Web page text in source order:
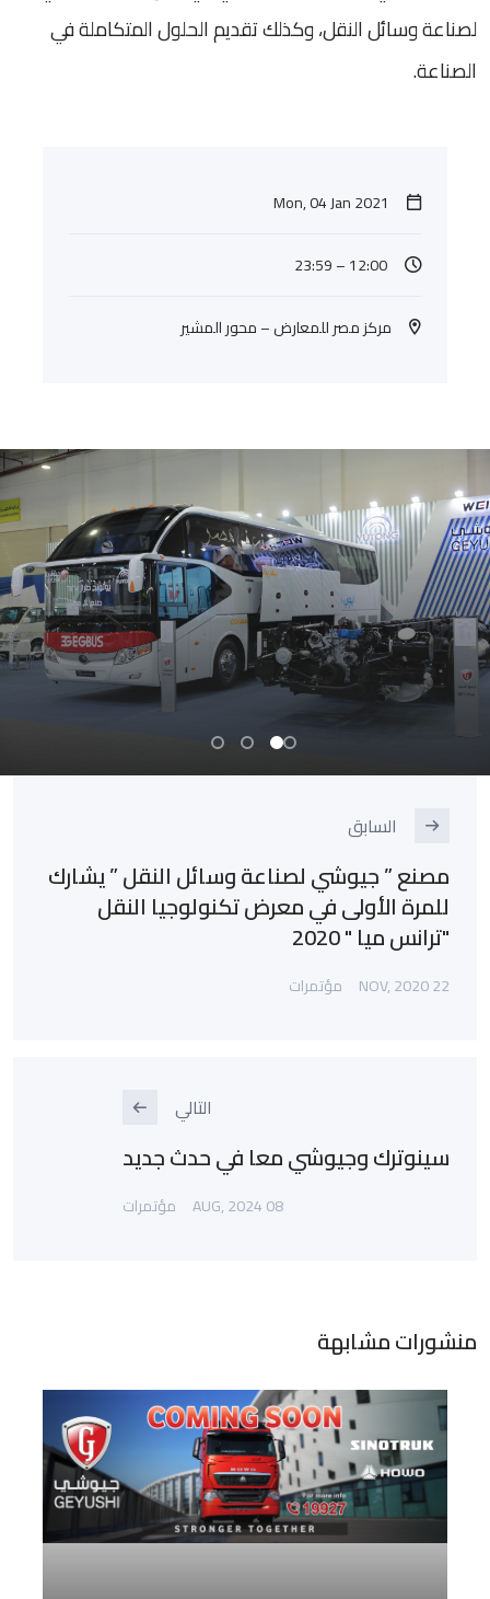
لصناعة وسائل النقل، وكذلك تقديم الحلول المتكاملة في
الصناعة.
Mon, 04 Jan 2021
12:00 – 23:59
مركز مصر للمعارض – محور المشير
السابق
مصنع ” جيوشي لصناعة وسائل النقل ” يشارك
للمرة الأولى في معرض تكنولوجيا النقل
"ترانس ميا " 2020
22 NOV, 2020 مؤتمرات
التالي
سينوترك وجيوشي معا في حدث جديد
08 AUG, 2024 مؤتمرات
منشورات مشابهة